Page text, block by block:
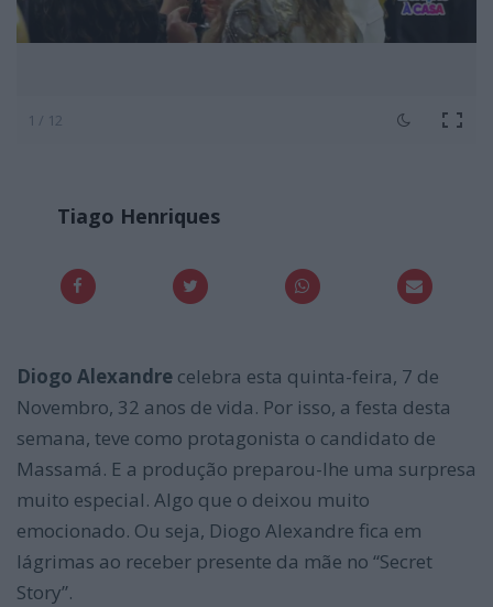
1 / 12
Tiago Henriques
Diogo Alexandre celebra esta quinta-feira, 7 de
Novembro, 32 anos de vida. Por isso, a festa desta
semana, teve como protagonista o candidato de
Massamá. E a produção preparou-lhe uma surpresa
muito especial. Algo que o deixou muito
emocionado. Ou seja, Diogo Alexandre fica em
lágrimas ao receber presente da mãe no “Secret
Story”.